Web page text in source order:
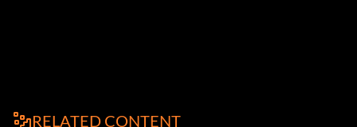
RELATED CONTENT